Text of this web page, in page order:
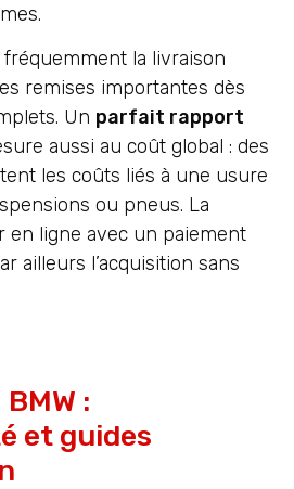
la livraison
remises importantes dès
Un parfait rapport
aussi au coût global : des
les coûts liés à une usure
ou pneus. La
en ligne avec un paiement
ailleurs l’acquisition sans
:
et guides